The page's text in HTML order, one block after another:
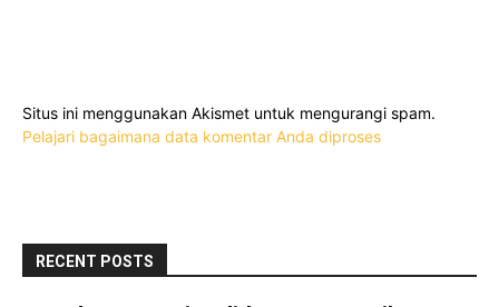
Situs ini menggunakan Akismet untuk mengurangi spam.
Pelajari bagaimana data komentar Anda diproses
RECENT POSTS